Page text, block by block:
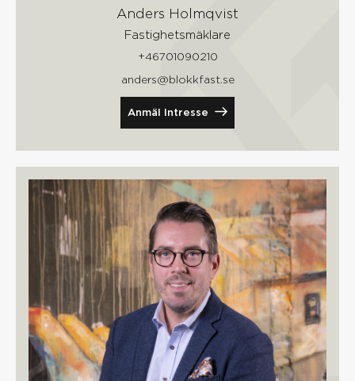
Anders Holmqvist
Fastighetsmäklare
+46701090210
anders@blokkfast.se
Anmäl Intresse